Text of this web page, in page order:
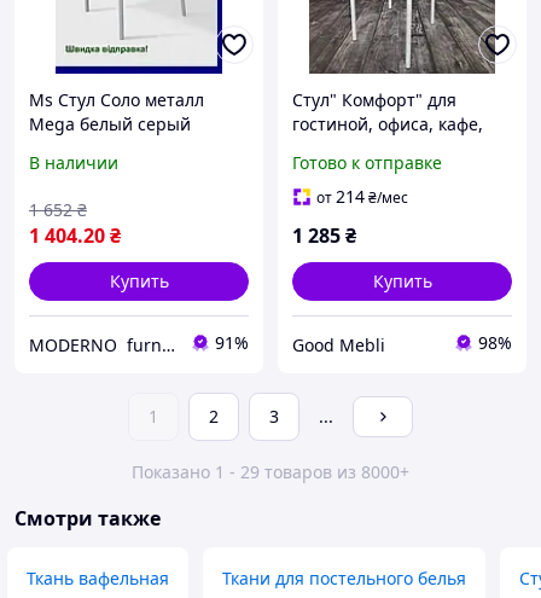
Ms Стул Соло металл
Mega белый серый
кухни мебель для отдыха
В наличии
1 404.20₴
1 652 ₴
Купить
MODERNO furnitures 91%
Стул" Комфорт" для
гостиной, офиса, кафе,
кухонный, мягкий
Готово к отправке
от214₴/мес
1 285₴
Купить
Good Mebli 98%
1 2 3 ...
Показано 1 - 29 товаров из 8000+
Смотри также
Ткань вафельная Ткани для постельного белья